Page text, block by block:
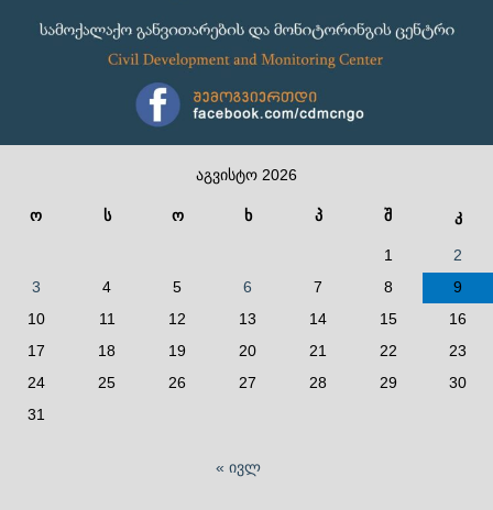
აგვისტო 2026
ო ს ო ხ პ შ კ
1
2
3
4 5 6 7 8
9
10
11 12 13 14 15
16
17
18 19 20 21 22
23
24
25 26 27 28 29
30
31
« ივლ